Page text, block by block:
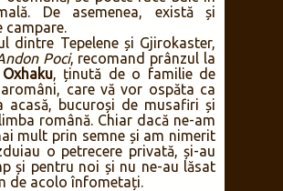
De asemenea, există și
campare.
dintre Tepelene și Gjirokaster,
Poci, recomand prânzul la
, ținută de o familie de
care vă vor ospăta ca
acasă, bucuroși de musafiri și
română. Chiar dacă ne-am
mult prin semne și am nimerit
o petrecere privată, și-au
și pentru noi și nu ne-au lăsat
de acolo înfometați.